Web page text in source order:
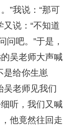
”我说：“那可
说：“不知道
问吧。”于是，
吴老师大声喊
是给你生崽
吴老师见我们
听，我们又喊
他竟然往回走